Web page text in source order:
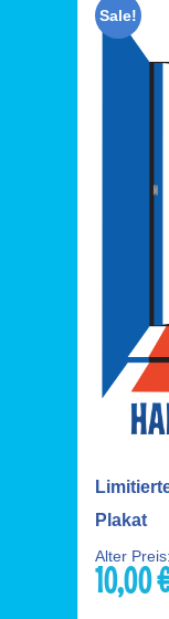
Sale!
Plakat
Alter Preis:
10,00